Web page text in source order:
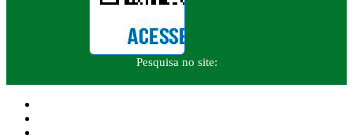
Pesquisa no site: